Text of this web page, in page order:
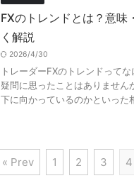
FXのトレンドとは？意味
く解説
2026/4/30
トレーダーFXのトレンドって
疑問に思ったことはありません
下に向かっているのかといった
« Prev 1 2 3 4